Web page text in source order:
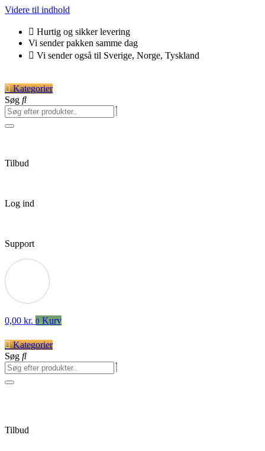
Videre til indhold
Hurtig og sikker levering
Vi sender pakken samme dag
Vi sender også til Sverige, Norge, Tyskland
Kategorier
Søg
Tilbud
Log ind
Support
0,00 kr. 0 Kurv
Kategorier
Søg
Tilbud